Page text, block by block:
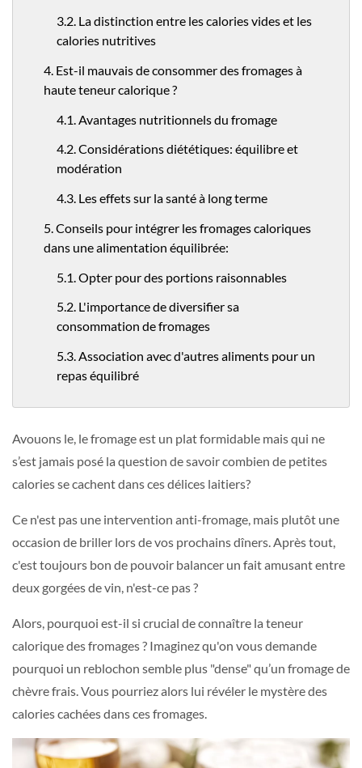
3.2. La distinction entre les calories vides et les
calories nutritives
4. Est-il mauvais de consommer des fromages à
haute teneur calorique ?
4.1. Avantages nutritionnels du fromage
4.2. Considérations diététiques: équilibre et
modération
4.3. Les effets sur la santé à long terme
5. Conseils pour intégrer les fromages caloriques
dans une alimentation équilibrée:
5.1. Opter pour des portions raisonnables
5.2. L'importance de diversifier sa
consommation de fromages
5.3. Association avec d'autres aliments pour un
repas équilibré
Avouons le, le fromage est un plat formidable mais qui ne
s’est jamais posé la question de savoir combien de petites
calories se cachent dans ces délices laitiers?
Ce n'est pas une intervention anti-fromage, mais plutôt une
occasion de briller lors de vos prochains dîners. Après tout,
c'est toujours bon de pouvoir balancer un fait amusant entre
deux gorgées de vin, n'est-ce pas ?
Alors, pourquoi est-il si crucial de connaître la teneur
calorique des fromages ? Imaginez qu'on vous demande
pourquoi un reblochon semble plus "dense" qu’un fromage de
chèvre frais. Vous pourriez alors lui révéler le mystère des
calories cachées dans ces fromages.